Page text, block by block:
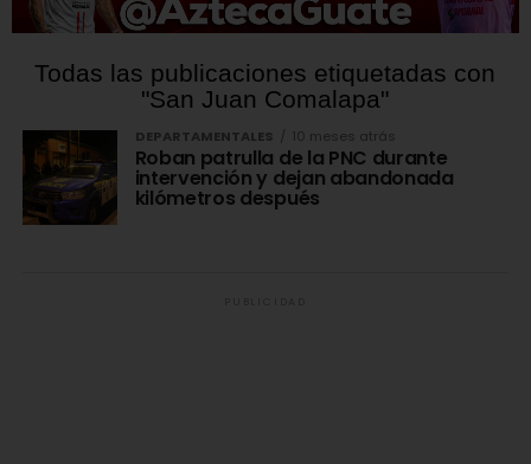
Todas las publicaciones etiquetadas con
"San Juan Comalapa"
DEPARTAMENTALES 10 meses atrás
Roban patrulla de la PNC durante
intervención y dejan abandonada
kilómetros después